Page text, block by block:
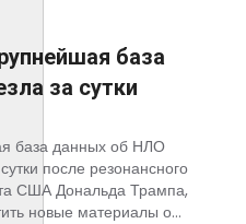
база
за сутки
база данных об НЛО
после резонансного
США Дональда Трампа,
новые материалы о...